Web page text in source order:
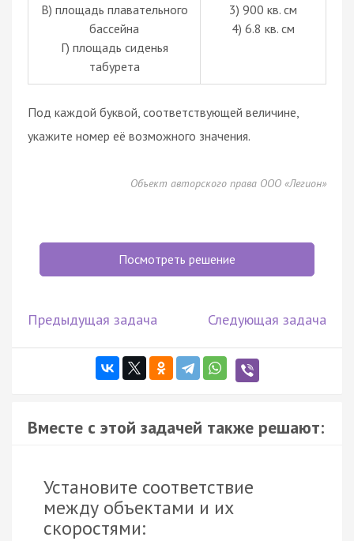
В) площадь плавательного
бассейна
Г) площадь сиденья
табурета
3) 900 кв. см
4) 6.8 кв. см
Под каждой буквой, соответствующей величине,
укажите номер её возможного значения.
Объект авторского права ООО «Легион»
Посмотреть решение
Предыдущая задача Следующая задача
Вместе с этой задачей также решают:
Установите соответствие
между объектами и их
скоростями: